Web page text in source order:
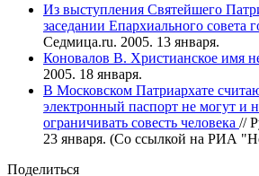
Из выступления Святейшего
заседании Епархиального совета
Седмица.ru. 2005. 13 января.
Коновалов В. Христианское имя
2005. 18 января.
В Московском Патриархате
электронный паспорт не могут и
ограничивать совесть человека //
23 января. (Со ссылкой на РИА
Поделиться